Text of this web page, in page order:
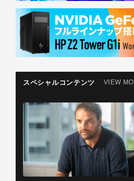
スペシャルコンテンツ VIEW